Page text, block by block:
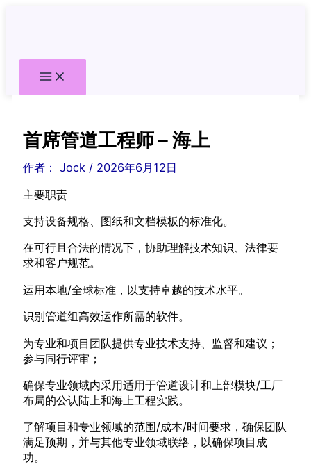
首席管道工程师 – 海上
作者： Jock / 2026年6月12日
主要职责
支持设备规格、图纸和文档模板的标准化。
在可行且合法的情况下，协助理解技术知识、法律要
求和客户规范。
运用本地/全球标准，以支持卓越的技术水平。
识别管道组高效运作所需的软件。
为专业和项目团队提供专业技术支持、监督和建议；
参与同行评审；
确保专业领域内采用适用于管道设计和上部模块/工厂
布局的公认陆上和海上工程实践。
了解项目和专业领域的范围/成本/时间要求，确保团队
满足预期，并与其他专业领域联络，以确保项目成
功。